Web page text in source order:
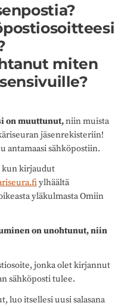
miten
on muuttunut,niin muista
jäsenrekisteriin!
antamaasi sähköpostiin.
kun kirjaudut
ylhäältä
yläkulmasta Omiin
on unohtunut, niin
jonka olet kirjannut
sähköposti tulee.
luo itsellesi uusi salasana